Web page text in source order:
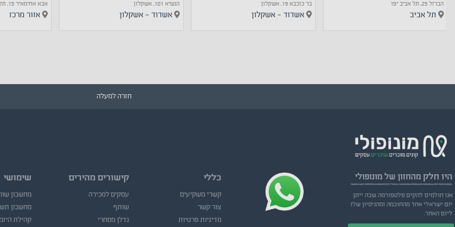
הברזל 25, תל אביב יפו
תל אביב
בר כוכבא 19, אשקלון
אשדוד - אשקלון
הנשיא 101, אשקלון
אשדוד - אשקלון
אבא אחימאיר 15, תל אביב יפו
אזור מרכז
חזרה למעלה
היו חלקמהחזון של מונופולי
אנו חולמים להקים פלטפורמה שבה ייתן
יזם ישראלי אחד מהחוכמה ומהניסיון שלו
ליזם האחר.
כללי
קשרי משקיעים
צור קשר
מדיניות פרטיות
קישורים מהירים
עסקים למכירה
שותף
נדלן מסחרי
שימושי
מחשבון
מחשבון
קהילת